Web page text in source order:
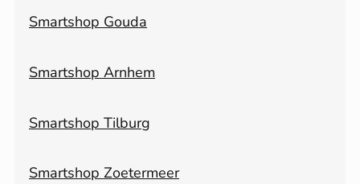
Smartshop Gouda
Smartshop Arnhem
Smartshop Tilburg
Smartshop Zoetermeer